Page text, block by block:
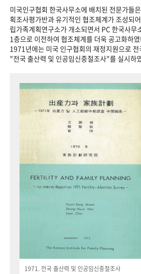
미국인구협회 한국사무소에 배치된 전문가들
획조사평가반과 유기적인 협조체계가 조성되
립가족계획연구소가 개소되면서 PC 한국사무
1층으로 이전하여 협조체계를 더욱 공고화하
1971년에는 미국 인구협회의 재정지원으로 전
"전국 출산력 및 인공임신중절조사"를 실시하
1971. 전국 출산력 및 인공임신중절조사